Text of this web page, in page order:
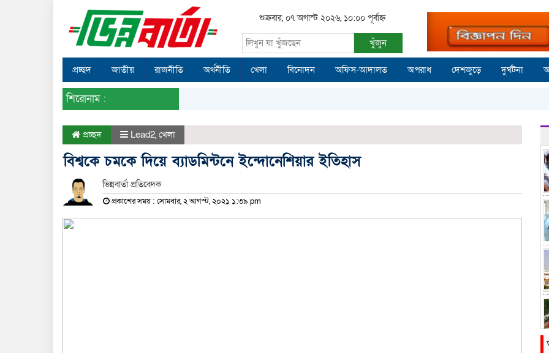
শুক্রবার, ০৭ অগাস্ট ২০২৬, ১০:০০ পূর্বাহ্ন
খুঁজুন
প্রচ্ছদ জাতীয় রাজনীতি অর্থনীতি খেলা বিনোদন অফিস-আদালত অপরাধ দেশজুড়ে দুর্ঘটনা
শিরোনাম :
প্রচ্ছদ Lead2, খেলা
বিশ্বকে চমকে দিয়ে ব্যাডমিন্টনে ইন্দোনেশিয়ার ইতিহাস
ভিন্নবার্তা প্রতিবেদক
প্রকাশের সময় : সোমবার, ২ আগস্ট, ২০২১ ১:৩৯ pm